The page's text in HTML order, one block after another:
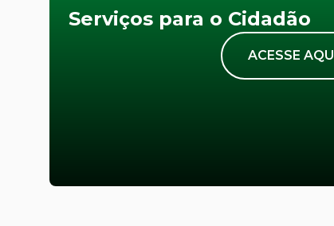
Serviços para o Cidadão
ACESSE AQUI